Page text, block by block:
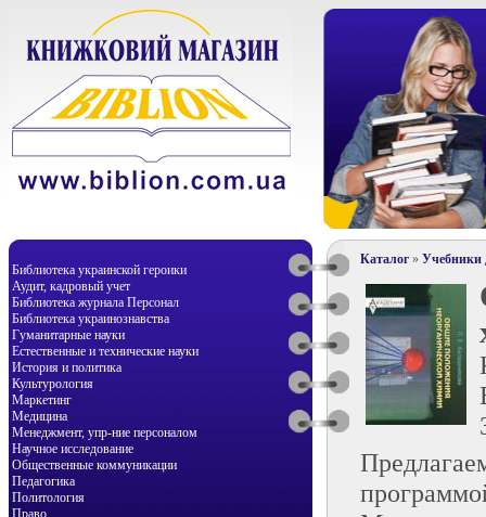
Библиотека украинской героики
Аудит, кадровый учет
Библиотека журнала Персонал
Библиотека украинознавства
Гуманитарные науки
Естественные и технические науки
История и политика
Культурология
Маркетинг
Медицина
Менеджмент, упр-ние персоналом
Научное исследование
Общественные коммуникации
Педагогика
Политология
Право
Каталог» Учебники